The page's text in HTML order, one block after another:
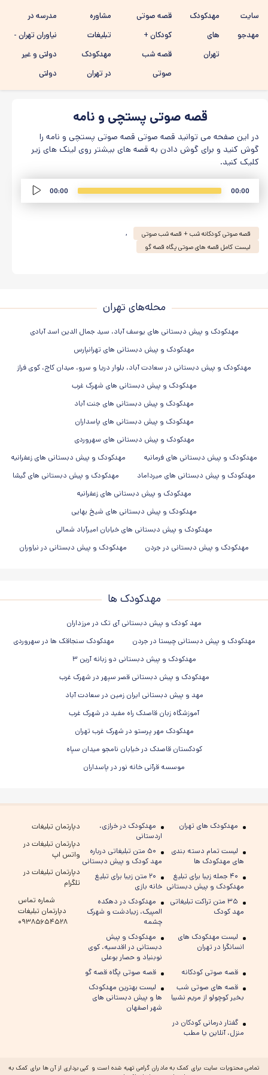
سایت
مهدجو
مهدکودک
های
تهران
قصه صوتی
کودکان +
قصه شب
صوتی
مشاوره
تبلیغات
مهدکودک
در تهران
مدرسه در
نیاوران تهران -
دولتی و غیر
دولتی
قصه صوتی پستچی و نامه
در این صفحه می توانید قصه صوتی قصه صوتی پستچی و نامه را
گوش کنید و برای گوش دادن به قصه های بیشتر روی لینک های زیر
کلیک کنید.
00:00 00:00
قصه صوتی کودکانه شب + قصه شب صوتی ,
لیست کامل قصه های صوتی پگاه قصه گو
محله‌های تهران
مهدکودک و پیش دبستانی های یوسف آباد، سید جمال الدین اسد آبادی
مهدکودک و پیش دبستانی های تهرانپارس
مهدکودک و پیش دبستانی در سعادت آباد، بلوار دریا و سرو، میدان کاج، کوی فراز
مهدکودک و پیش دبستانی های شهرک غرب
مهدکودک و پیش دبستانی های جنت آباد
مهدکودک و پیش دبستانی های پاسداران
مهدکودک و پیش دبستانی های سهروردی
مهدکودک و پیش دبستانی های فرمانیه
مهدکودک و پیش دبستانی های زعفرانیه
مهدکودک و پیش دبستانی های میرداماد
مهدکودک و پیش دبستانی های گیشا
مهدکودک و پیش دبستانی های زعفرانیه
مهدکودک و پیش دبستانی های شیخ بهایی
مهدکودک و پیش دبستانی های خیابان امیرآباد شمالی
مهدکودک و پیش دبستانی در جردن
مهدکودک و پیش دبستانی در نیاوران
مهدکودک ها
مهد کودک و پیش دبستانی آی تک در مرزداران
مهدکودک و پیش دبستانی چیستا در جردن
مهدکودک سنجاقک ها در سهروردی
مهدکودک و پیش دبستانی دو زبانه آرین ۳
مهدکودک و پیش دبستانی قصر سپهر در شهرک غرب
مهد و پیش دبستانی ایران زمین در سعادت آباد
آموزشگاه زبان قاصدک راه مفید در شهرک غرب
مهدکودک مهر پرستو در شهرک غرب تهران
کودکستان قاصدک در خیابان نامجو میدان سپاه
موسسه قرآنی خانه نور در پاسداران
مهدکودک های تهران
مهدکودک در خرازی،
اردستانی
لیست تمام دسته بندی
های مهدکودک ها
۵۰ متن تبلیغاتی درباره
مهد کودک و پیش دبستانی
۴۰ جمله زیبا برای تبلیغ
مهدکودک و پیش دبستانی
۲۰ متن زیبا برای تبلیغ
خانه بازی
۳۵ متن تراکت تبلیغاتی
مهد کودک
مهدکودک در دهکده
المپیک، زیبادشت و شهرک
چشمه
لیست مهدکودک های
انسانگرا در تهران
مهدکودک و پیش
دبستانی در اقدسیه، کوی
نوبنیاد و حصار بوعلی
قصه صوتی کودکانه
قصه صوتی پگاه قصه گو
قصه های صوتی شب
بخیر کوچولو از مریم نشیبا
لیست بهترین مهدکودک
ها و پیش دبستانی های
شهر اصفهان
گفتار درمانی کودکان در
منزل، آنلاین یا مطب
دپارتمان تبلیغات
دپارتمان تبلیغات در
واتس اپ
دپارتمان تبلیغات در
تلگرام
شماره تماس
دپارتمان تبلیغات
۰۹۳۸۵۶۵۴۵۲۸
تمامی محتویات سایت برای کمک به مادران گرامی تهیه شده است و کپی برداری از آن ها برای کمک به